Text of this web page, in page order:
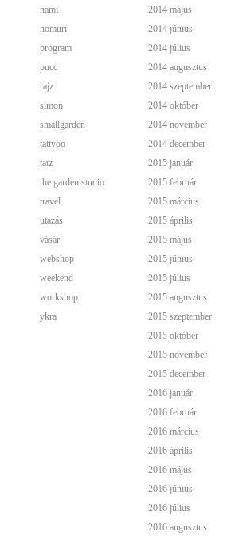
nami
nomuri
program
pucc
rajz
simon
smallgarden
tattyoo
tatz
the garden studio
travel
utazás
vásár
webshop
weekend
workshop
ykra
2014 május
2014 június
2014 július
2014 augusztus
2014 szeptember
2014 október
2014 november
2014 december
2015 január
2015 február
2015 március
2015 április
2015 május
2015 június
2015 július
2015 augusztus
2015 szeptember
2015 október
2015 november
2015 december
2016 január
2016 február
2016 március
2016 április
2016 május
2016 június
2016 július
2016 augusztus